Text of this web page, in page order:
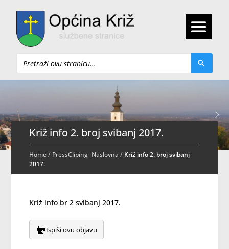
Pretraži
Križ info 2. broj svibanj 2017.
Home/ PressCliping- Naslovna / Križ info 2. broj svibanj
2017.
Križ info br 2 svibanj 2017.
Ispiši ovu objavu